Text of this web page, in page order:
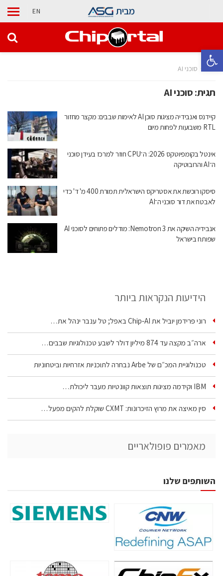
פתח סרגל נגישות
מבית EN
בית סוכני AI
תגית:סוכני AI
קיידנס ואנבידיה מציגות סוכן AI לאימות שבבים: מקצר מחזור
RTL משבועות לפחות מיום
אינטל בקומפיוטקס 2026: ה־CPU חוזר למרכז בעידן סוכני
ה־AI והרובוטיקה
סיסקו רוכשת את אסטריקס הישראלית תמורת 400 מ' ד' כדי
לאבטח את דור סוכני ה־AI
אנבידיה השיקה את Nemotron 3: מודלים פתוחים לסוכני AI
שפותח בישראל
הידיעות הנקראות ביותר
רוני פרידמן יוביל את Chip‑AI באפל; טל ענבר ינהל את…
ארה״ב מקצה עד 874 מיליון דולר לשבע טכנולוגיות שבבים…
טכנולוגיית המכ״ם של Arbe נבחרה לתוכניות אזרחיות וביטחוניות
IBM וקידמה מציגות תוצאות קוונטיות מעבר ליכולת…
סין מאיצה את מרוץ הזיכרונות: CXMT שוקלת להקים מפעל…
מאמרים פופולאריים
השותפים שלנו